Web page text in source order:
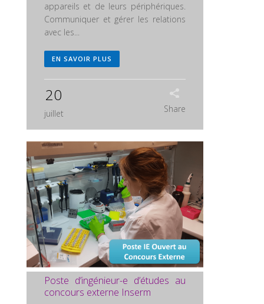
appareils et de leurs périphériques.
Communiquer et gérer les relations
avec les...
EN SAVOIR PLUS
20
juillet Share
Poste d’ingénieur-e d’études au
concours externe Inserm